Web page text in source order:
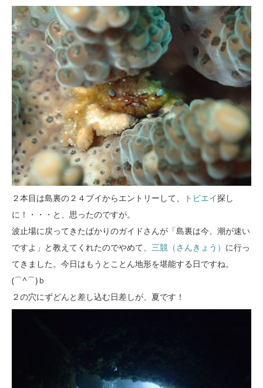
２本目は島裏の２４ブイからエントリーして、 トビエイ探し
に！・・・と、思ったのですが。
波止場に戻ってきたばかりのガイドさんが「島裏は今、潮が速い
ですよ」と教えてくれたのでやめて、 三競（さんきょう） に行っ
てきました。今日はもうとことん地形を堪能する日ですね。
(⌒^⌒)ｂ
２の穴にずどんと差し込む日差しが、夏です！